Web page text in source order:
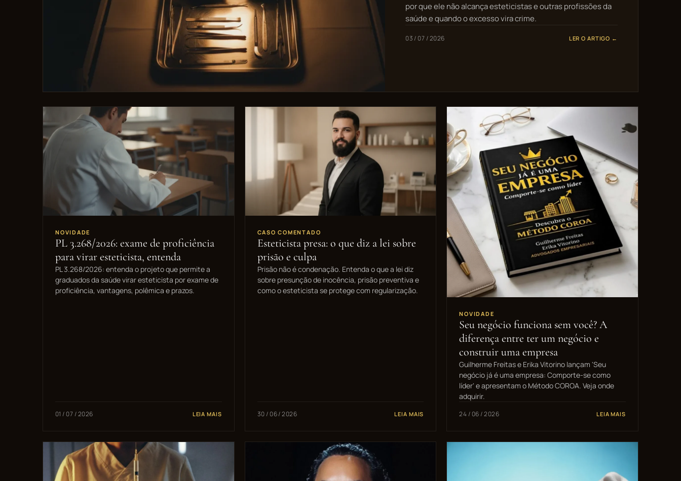
por que ele não alcança esteticistas e outras profissões da
saúde e quando o excesso vira crime.
03 / 07 / 2026 LER O ARTIGO ←
NOVIDADE
PL 3.268/2026: exame de proficiência
para virar esteticista, entenda
PL 3.268/2026: entenda o projeto que permite a
graduados da saúde virar esteticista por exame de
proficiência, vantagens, polêmica e prazos.
01 / 07 / 2026 LEIA MAIS
CASO COMENTADO
Esteticista presa: o que diz a lei sobre
prisão e culpa
Prisão não é condenação. Entenda o que a lei diz
sobre presunção de inocência, prisão preventiva e
como o esteticista se protege com regularização.
30 / 06 / 2026 LEIA MAIS
NOVIDADE
Seu negócio funciona sem você? A
diferença entre ter um negócio e
construir uma empresa
Guilherme Freitas e Erika Vitorino lançam 'Seu
negócio já é uma empresa: Comporte-se como
líder' e apresentam o Método COROA. Veja onde
adquirir.
24 / 06 / 2026 LEIA MAIS